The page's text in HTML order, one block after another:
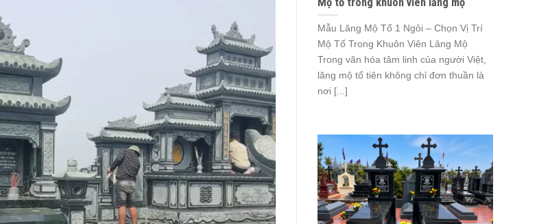
Mẫu Lăng Mộ Tổ 1 Ngôi – Chọn Vị Trí
Mộ Tổ Trong Khuôn Viên Lăng Mộ
Trong văn hóa tâm linh của người Việt,
lăng mộ tổ tiên không chỉ đơn thuần là
nơi [...]